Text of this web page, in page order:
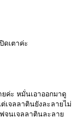
ดเตาค่ะ
ค่ะ หมั่นเอาออกมาดู
เจลลาตินยังละลายไม่
จนเจลลาตินละลาย